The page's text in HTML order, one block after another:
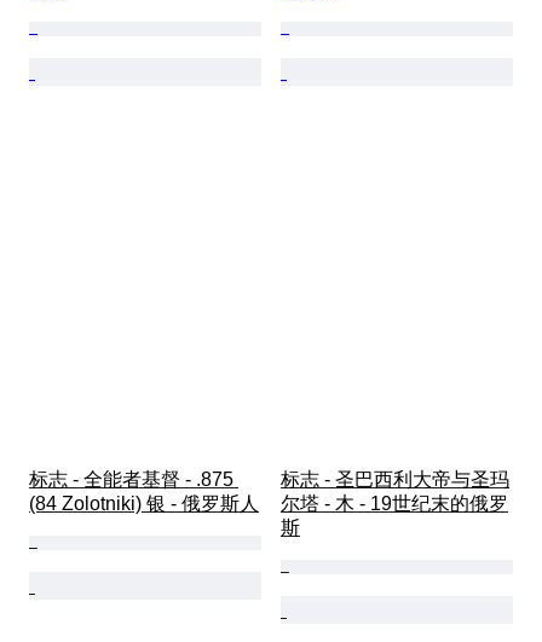
标志 - 全能者基督 - .875
(84 Zolotniki) 银 - 俄罗斯人
标志 - 圣巴西利大帝与圣玛
尔塔 - 木 - 19世纪末的俄罗
斯